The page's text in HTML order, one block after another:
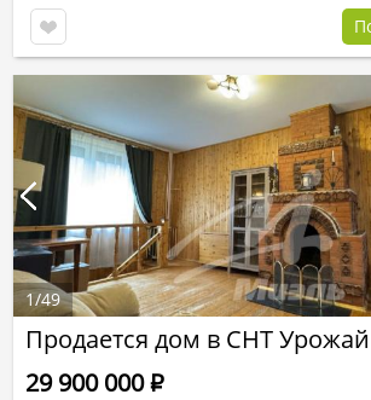
Продается дом в СНТ Урожай
29 900 000Р
1/49